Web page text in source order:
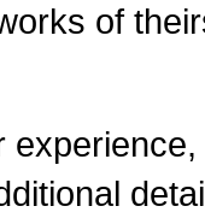
of